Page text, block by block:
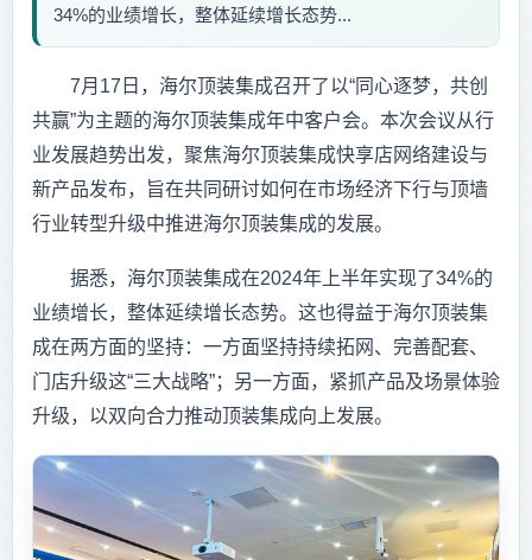
34%的业绩增长，整体延续增长态势...
7月17日，海尔顶装集成召开了以“同心逐梦，共创
共赢”为主题的海尔顶装集成年中客户会。本次会议从行
业发展趋势出发，聚焦海尔顶装集成快享店网络建设与
新产品发布，旨在共同研讨如何在市场经济下行与顶墙
行业转型升级中推进海尔顶装集成的发展。
据悉，海尔顶装集成在2024年上半年实现了34%的
业绩增长，整体延续增长态势。这也得益于海尔顶装集
成在两方面的坚持：一方面坚持持续拓网、完善配套、
门店升级这“三大战略”；另一方面，紧抓产品及场景体验
升级，以双向合力推动顶装集成向上发展。